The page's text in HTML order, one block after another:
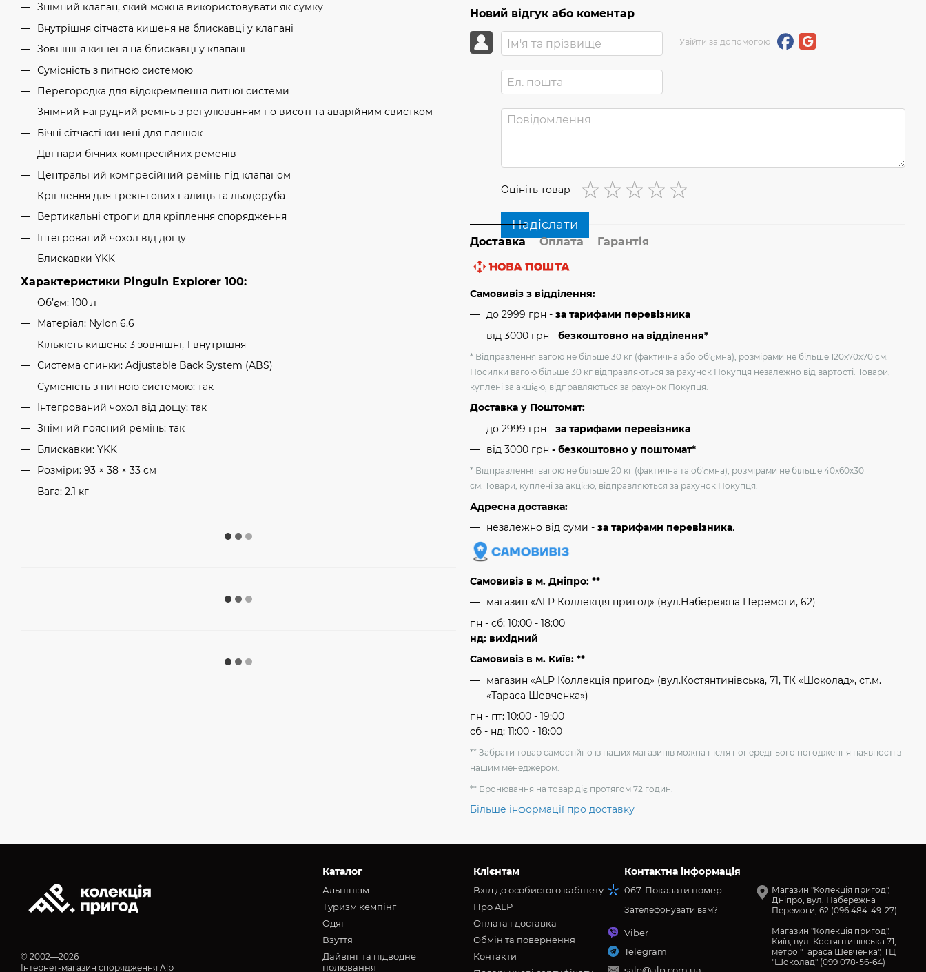
Знімний клапан, який можна використовувати як сумку
Внутрішня сітчаста кишеня на блискавці у клапані
Зовнішня кишеня на блискавці у клапані
Сумісність з питною системою
Перегородка для відокремлення питної системи
Знімний нагрудний ремінь з регулюванням по висоті та аварійним свистком
Бічні сітчасті кишені для пляшок
Дві пари бічних компресійних ременів
Центральний компресійний ремінь під клапаном
Кріплення для трекінгових палиць та льодоруба
Вертикальні стропи для кріплення спорядження
Інтегрований чохол від дощу
Блискавки YKK
Характеристики Pinguin Explorer 100:
Об’єм: 100 л
Матеріал: Nylon 6.6
Кількість кишень: 3 зовнішні, 1 внутрішня
Система спинки: Adjustable Back System (ABS)
Сумісність з питною системою: так
Інтегрований чохол від дощу: так
Знімний поясний ремінь: так
Блискавки: YKK
Розміри: 93 × 38 × 33 см
Вага: 2.1 кг
Новий відгук або коментар
Увійти за допомогою
Оцініть товар
Надіслати
Доставка Оплата Гарантія
Самовивіз з відділення:
до 2999 грн - за тарифами перевізника
від 3000 грн - безкоштовно на відділення*
* Відправлення вагою не більше 30 кг (фактична або об'ємна), розмірами не більше 120х70х70 см.
Посилки вагою більше 30 кг відправляються за рахунок Покупця незалежно від вартості. Товари,
куплені за акцією, відправляються за рахунок Покупця.
Доставка у Поштомат:
до 2999 грн - за тарифами перевізника
від 3000 грн - безкоштовно у поштомат*
* Відправлення вагою не більше 20 кг (фактична та об'ємна), розмірами не більше 40х60х30
см. Товари, куплені за акцією, відправляються за рахунок Покупця.
Адресна доставка:
незалежно від суми - за тарифами перевізника.
Самовивіз в м. Дніпро: **
магазин «ALP Коллекція пригод» (вул.Набережна Перемоги, 62)
пн - сб: 10:00 - 18:00
нд: вихідний
Самовивіз в м. Київ: **
магазин «ALP Коллекція пригод» (вул.Костянтинівська, 71, ТК «Шоколад», ст.м.
«Тараса Шевченка»)
пн - пт: 10:00 - 19:00
сб - нд: 11:00 - 18:00
** Забрати товар самостійно із наших магазинів можна після попереднього погодження наявності з
нашим менеджером.
** Бронювання на товар діє протягом 72 годин.
Більше інформації про доставку
© 2002—2026
Інтернет-магазин спорядження Alp
Каталог
Альпінізм
Туризм кемпінг
Oдяг
Взуття
Дайвінг та підводне
полювання
Клієнтам
Вхід до особистого кабінету
Про ALP
Оплата і доставка
Обмін та повернення
Контакти
Контактна інформація
067 Показати номер
Зателефонувати вам?
Viber
Telegram
sale@alp.com.ua
Магазин "Колекція пригод",
Дніпро, вул. Набережна
Перемоги, 62 (096 484-49-27)
Магазин "Колекція пригод",
Київ, вул. Костянтинівська 71,
метро "Тараса Шевченка", ТЦ
"Шоколад" (099 078-56-64)